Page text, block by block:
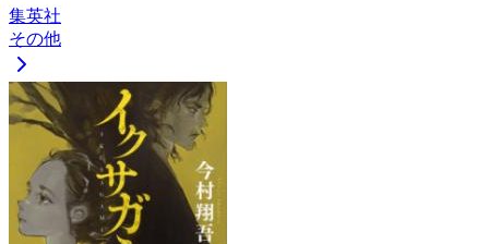
集英社
その他